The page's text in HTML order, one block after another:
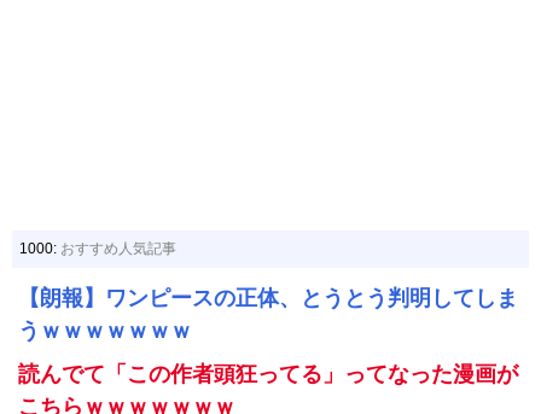
1000: おすすめ人気記事
【朗報】ワンピースの正体、とうとう判明してしま
うｗｗｗｗｗｗｗ
読んでて「この作者頭狂ってる」ってなった漫画が
こちらｗｗｗｗｗｗｗ